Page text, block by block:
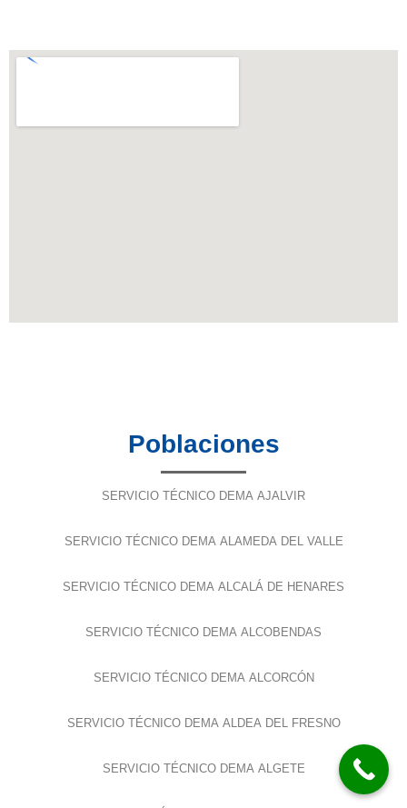
Poblaciones
SERVICIO TÉCNICO DEMA AJALVIR
SERVICIO TÉCNICO DEMA ALAMEDA DEL VALLE
SERVICIO TÉCNICO DEMA ALCALÁ DE HENARES
SERVICIO TÉCNICO DEMA ALCOBENDAS
SERVICIO TÉCNICO DEMA ALCORCÓN
SERVICIO TÉCNICO DEMA ALDEA DEL FRESNO
SERVICIO TÉCNICO DEMA ALGETE